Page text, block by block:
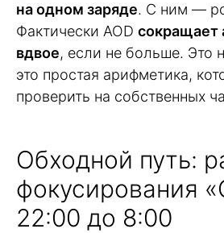
на одном заряде. С ним —
Фактически AOD сокращает
вдвое, если не больше.
это простая арифметика,
проверить на собственных
Обходной путь:
фокусирования
22:00 до 8:00